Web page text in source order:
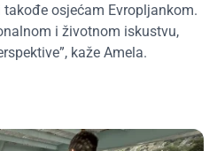
osjećam Evropljankom.
i životnom iskustvu,
kaže Amela.